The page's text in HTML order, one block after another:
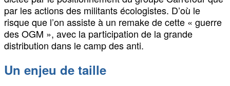
par les actions des militants écologistes. D’où le
risque que l’on assiste à un remake de cette « guerre
des OGM », avec la participation de la grande
distribution dans le camp des anti.
Un enjeu de taille